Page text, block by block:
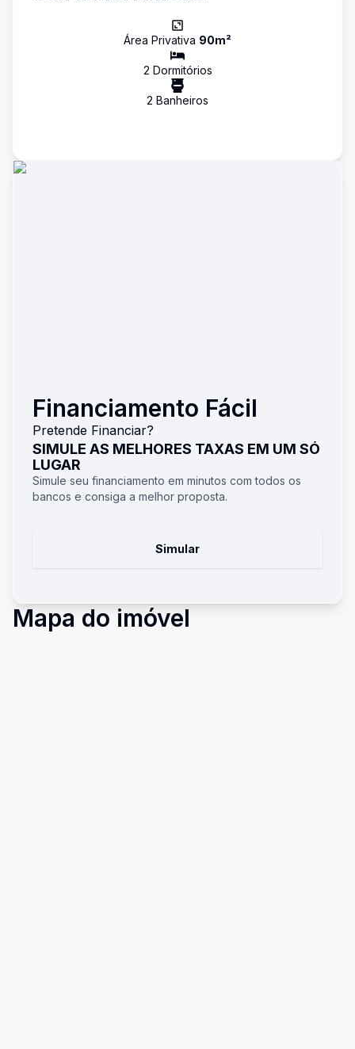
Área Privativa 90m²
2 Dormitórios
2 Banheiros
Financiamento Fácil
Pretende Financiar?
SIMULE AS MELHORES TAXAS EM UM SÓ
LUGAR
Simule seu financiamento em minutos com todos os
bancos e consiga a melhor proposta.
Simular
Mapa do imóvel